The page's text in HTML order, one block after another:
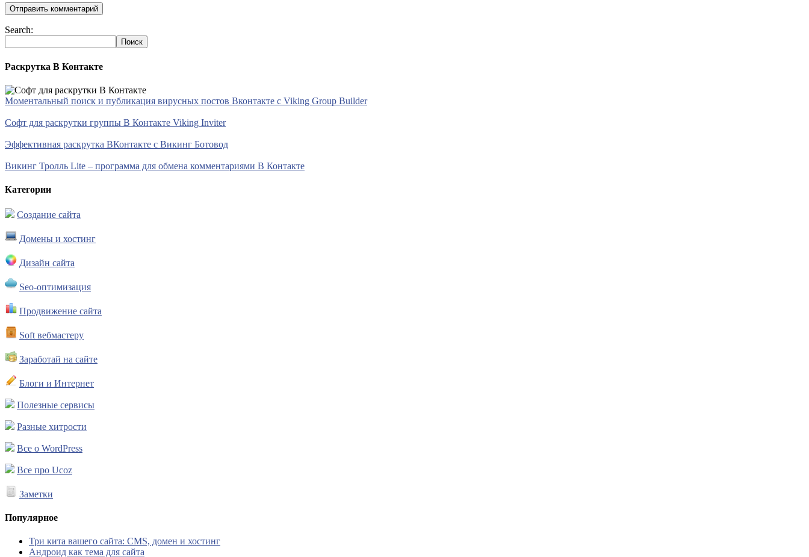
Search:
Раскрутка В Контакте
Моментальный поиск и публикация вирусных постов Вконтакте с Viking Group Builder
Софт для раскрутки группы В Контакте Viking Inviter
Эффективная раскрутка ВКонтакте с Викинг Ботовод
Викинг Тролль Lite – программа для обмена комментариями В Контакте
Категории
Создание сайта
Домены и хостинг
Дизайн сайта
Seo-оптимизация
Продвижение сайта
Soft вебмастеру
Заработай на сайте
Блоги и Интернет
Полезные сервисы
Разные хитрости
Все о WordPress
Все про Ucoz
Заметки
Популярное
Три кита вашего сайта: CMS, домен и хостинг
Андроид как тема для сайта